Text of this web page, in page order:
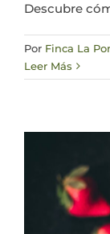
Descubre
Por Finca La
Leer Más